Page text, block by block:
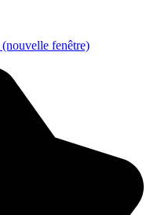
(nouvelle fenêtre)